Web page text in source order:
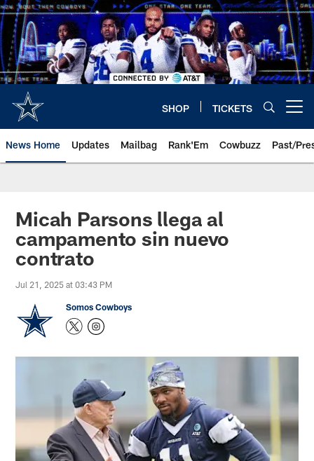
Skip
to
main
content
SHOP TICKETS
News Home Updates Mailbag Rank'Em Cowbuzz Past/
Micah Parsons llega al
campamento sin nuevo
contrato
Jul 21, 2025 at 03:43 PM
Somos Cowboys